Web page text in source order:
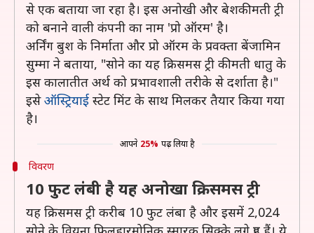
से एक बताया जा रहा है। इस अनोखी और बेशकीमती ट्री
को बनाने वाली कंपनी का नाम 'प्रो ऑरम' है।
अर्निंग बुश के निर्माता और प्रो ऑरम के प्रवक्ता बेंजामिन
सुम्मा ने बताया, "सोने का यह क्रिसमस ट्री कीमती धातु के
इस कालातीत अर्थ को प्रभावशाली तरीके से दर्शाता है।"
इसेऑस्ट्रियाई स्टेट मिंट के साथ मिलकर तैयार किया गया
है।
आपने 25% पढ़ लिया है
विवरण
10 फुट लंबी है यह अनोखा क्रिसमस ट्री
यह क्रिसमस ट्री करीब 10 फुट लंबा है और इसमें 2,024